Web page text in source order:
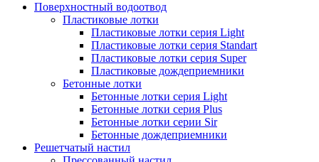
Поверхностный водоотвод
Пластиковые лотки
Пластиковые лотки серия Light
Пластиковые лотки серия Standart
Пластиковые лотки серия Super
Пластиковые дождеприемники
Бетонные лотки
Бетонные лотки серия Light
Бетонные лотки серия Plus
Бетонные лотки серии Sir
Бетонные дождеприемники
Решетчатый настил